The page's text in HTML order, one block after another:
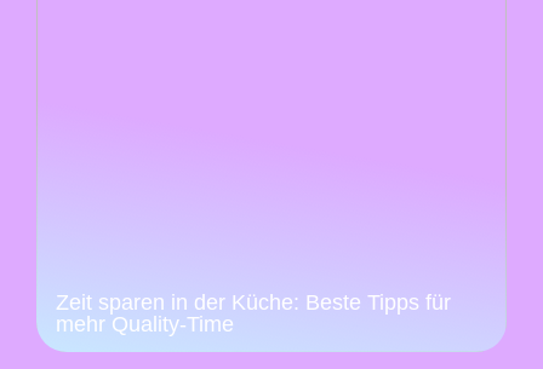
Zeit sparen in der Küche: Beste Tipps für
mehr Quality-Time